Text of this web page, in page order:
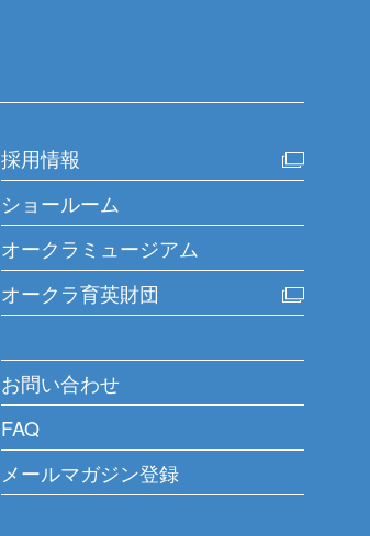
採用情報
ショールーム
オークラミュージアム
オークラ育英財団
お問い合わせ
FAQ
メールマガジン登録